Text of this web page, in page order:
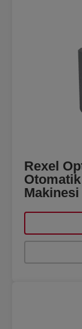
Rexel
Makinesi